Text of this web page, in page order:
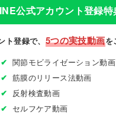
公式アカウント登録特
登録で、 5つの実技動画を
関節モビライゼーション動画
筋膜のリリース法動画
反射検査動画
セルフケア動画